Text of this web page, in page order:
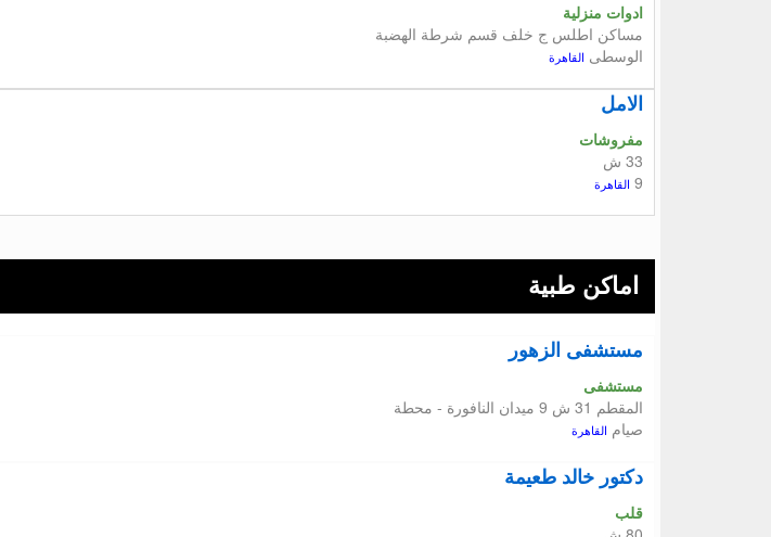
ادوات منزلية
مساكن اطلس ج خلف قسم شرطة الهضبة
الوسطى
القاهرة
الامل
مفروشات
33 ش
9
القاهرة
اماكن طبية
مستشفى الزهور
مستشفى
المقطم 31 ش 9 ميدان النافورة - محطة
صيام
القاهرة
دكتور خالد طعيمة
قلب